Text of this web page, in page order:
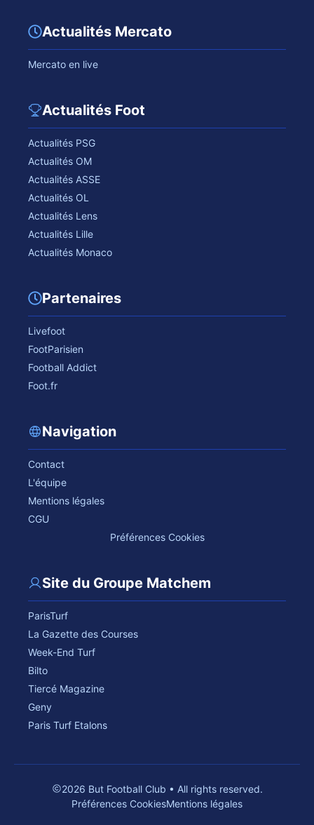
Actualités Mercato
Mercato en live
Actualités Foot
Actualités PSG
Actualités OM
Actualités ASSE
Actualités OL
Actualités Lens
Actualités Lille
Actualités Monaco
Partenaires
Livefoot
FootParisien
Football Addict
Foot.fr
Navigation
Contact
L'équipe
Mentions légales
CGU
Préférences Cookies
Site du Groupe Matchem
ParisTurf
La Gazette des Courses
Week-End Turf
Bilto
Tiercé Magazine
Geny
Paris Turf Etalons
2026 But Football Club • All rights reserved.
Préférences CookiesMentions légales